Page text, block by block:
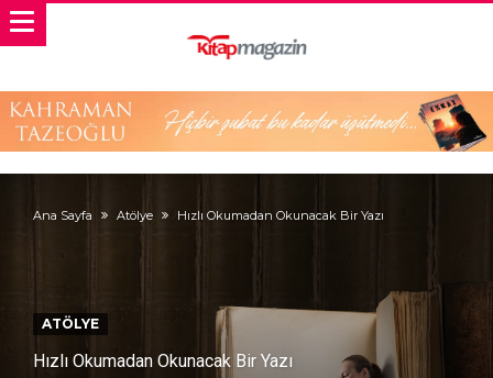
Ana Sayfa Atölye Hızlı Okumadan Okunacak Bir Yazı
ATÖLYE
Hızlı Okumadan Okunacak Bir Yazı